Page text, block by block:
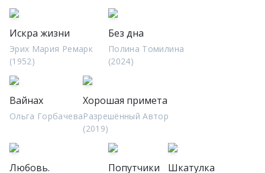
Искра жизни
Эрих Мария Ремарк
(1952)
Без дна
Полина Томилина
(2024)
Вайнах
Ольга Горбачева
Хорошая примета
Разрешённый Автор
(2019)
Любовь. Попутчики Шкатулка